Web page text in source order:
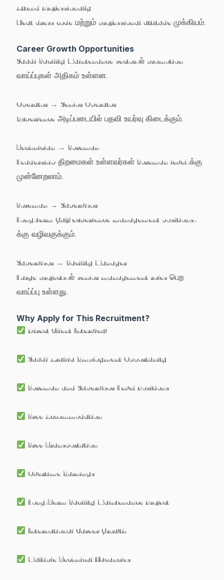
Attend Professionally
Neat dress code மற்றும் professional attitude முக்கியம்.
Career Growth Opportunities
Saudi Facility Maintenance sector-ல் promotion
வாய்ப்புகள் அதிகம் உள்ளன.
Operator → Senior Operator
Experience அடிப்படையில் பதவி உயர்வு கிடைக்கும்.
Technician → Foreman
Leadership திறமைகள் உள்ளவர்கள் Foreman level-க்கு
முன்னேறலாம்.
Foreman → Supervisor
Long-term Gulf experience management positions-
க்கு வழிவகுக்கும்.
Supervisor → Facility Manager
Large projects-ல் senior management roles பெற
வாய்ப்பு உள்ளது.
Why Apply for This Recruitment?
Direct Client Interview
Saudi Arabia Employment Opportunity
Foreman and Supervisor Level Positions
Free Accommodation
Free Transportation
Overtime Earnings
Long-Term Facility Maintenance Project
International Career Growth
Multiple Technical Vacancies